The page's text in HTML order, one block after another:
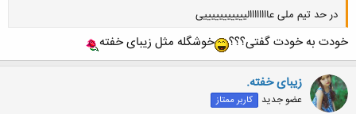
در حد تیم ملی عاااااااالیییییییییییی
خودت به خودت گفتی؟؟؟ خوشگله مثل زیبای خفته
زیبای خفته.
عضو جدید کاربر ممتاز